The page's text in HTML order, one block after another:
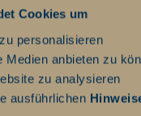
Cookies um
personalisieren
Medien anbieten zu
zu analysieren
ausführlichen